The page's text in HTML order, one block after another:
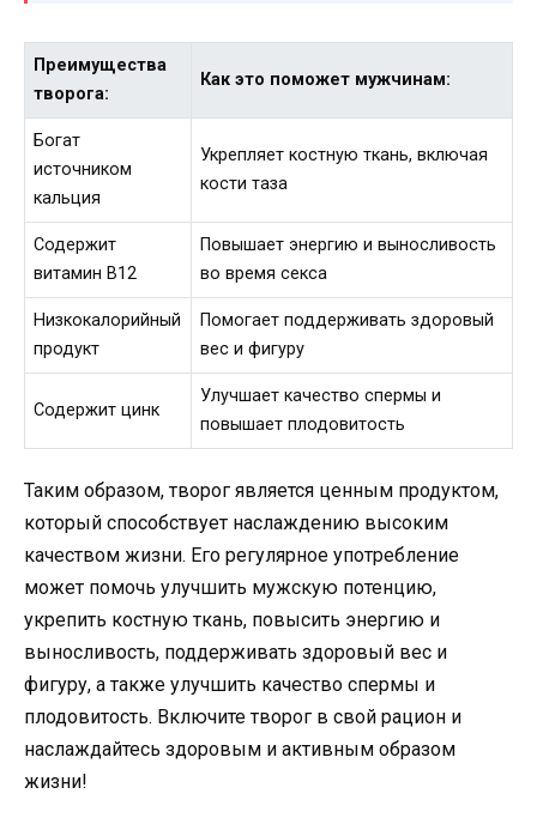
Преимущества
творога:
Как это поможет мужчинам:
Богат
источником
кальция
Укрепляет костную ткань, включая
кости таза
Содержит
витамин В12
Повышает энергию и выносливость
во время секса
Низкокалорийный
продукт
Помогает поддерживать здоровый
вес и фигуру
Содержит цинк
Улучшает качество спермы и
повышает плодовитость
Таким образом, творог является ценным продуктом,
который способствует наслаждению высоким
качеством жизни. Его регулярное употребление
может помочь улучшить мужскую потенцию,
укрепить костную ткань, повысить энергию и
выносливость, поддерживать здоровый вес и
фигуру, а также улучшить качество спермы и
плодовитость. Включите творог в свой рацион и
наслаждайтесь здоровым и активным образом
жизни!